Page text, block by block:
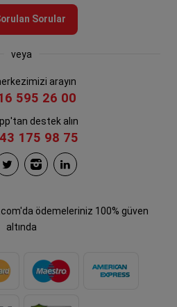
Sorular
veya
arayın
595 26 00
destek alın
175 98 75
ödemeleriniz 100% güven
altında